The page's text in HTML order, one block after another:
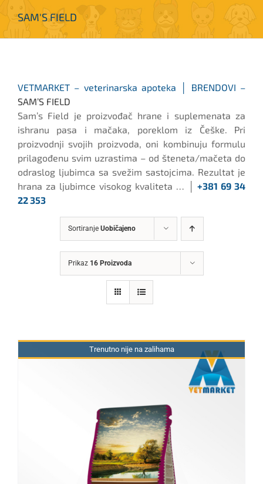
SAM'S FIELD
VETMARKET – veterinarska apoteka │ BRENDOVI –
SAM’S FIELD
Sam’s Field je proizvođač hrane i suplemenata za
ishranu pasa i mačaka, poreklom iz Češke. Pri
proizvodnji svojih proizvoda, oni kombinuju formulu
prilagođenu svim uzrastima – od šteneta/mačeta do
odraslog ljubimca sa svežim sastojcima. Rezultat je
hrana za ljubimce visokog kvaliteta … │
+381 69 34
22 353
Sortiranje Uobičajeno
Prikaz 16 Proizvoda
Trenutno nije na zalihama